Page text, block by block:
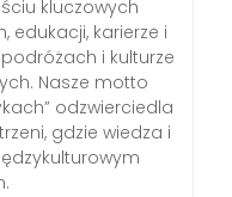
kluczowych
edukacji, karierze i
i kulturze
Nasze motto
odzwierciedla
gdzie wiedza i